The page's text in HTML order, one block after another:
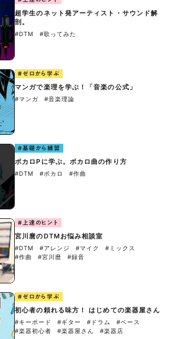
超学生のネット発アーティスト・サウンド解
剖。
#DTM #歌ってみた
#ゼロから学ぶ
マンガで楽理を学ぶ！「音楽の公式」
#マンガ #音楽理論
#基礎から練習
ボカロPに学ぶ。ボカロ曲の作り方
#DTM #ボカロ #作曲
#上達のヒント
宮川麿のDTMお悩み相談室
#DTM #アレンジ #マイク
#ミックス
#作曲
#宮川麿 #録音
#ゼロから学ぶ
初心者の頼れる味方！ はじめての楽器屋さん
#キーボード #ギター #ドラム
#ベース
#楽器初心者
#楽器屋さん #楽器店